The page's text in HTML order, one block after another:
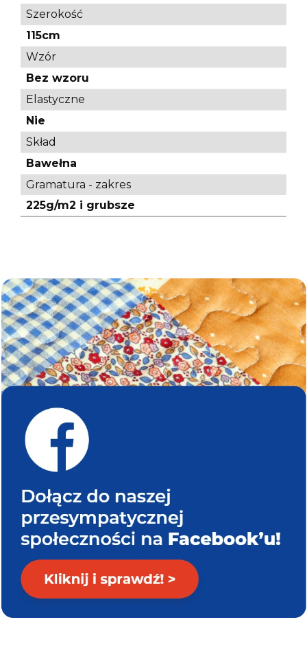
Szerokość
115cm
Wzór
Bez wzoru
Elastyczne
Nie
Skład
Bawełna
Gramatura - zakres
225g/m2 i grubsze